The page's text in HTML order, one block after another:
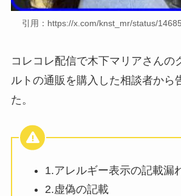
引用：https://x.com/knst_mr/status/
コレコレ配信で木下マリアさんの
ルトの通販を購入した相談者から
た。
1.アレルギー表示の記載漏
2.虚偽の記載